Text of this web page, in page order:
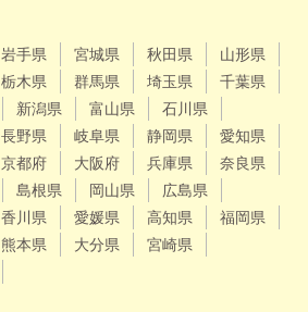
岩手県 宮城県 秋田県
山形県
栃木県 群馬県 埼玉県
千葉県
新潟県 富山県
石川県
長野県 岐阜県 静岡県
愛知県
京都府 大阪府 兵庫県
奈良県
島根県 岡山県
広島県
香川県 愛媛県 高知県
福岡県
熊本県 大分県
宮崎県